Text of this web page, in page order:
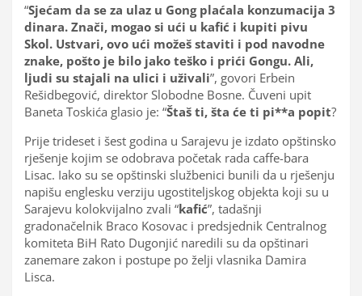
“Sjećam da se za ulaz u Gong plaćala konzumacija 3
dinara. Znači, mogao si ući u kafić i kupiti pivu
Skol. Ustvari, ovo ući možeš staviti i pod navodne
znake, pošto je bilo jako teško i prići Gongu. Ali,
ljudi su stajali na ulici i uživali”, govori Erbein
Rešidbegović, direktor Slobodne Bosne. Čuveni upit
Baneta Toskića glasio je: “Štaš ti, šta će ti pi**a popit?
Prije trideset i šest godina u Sarajevu je izdato opštinsko
rješenje kojim se odobrava početak rada caffe-bara
Lisac. Iako su se opštinski službenici bunili da u rješenju
napišu englesku verziju ugostiteljskog objekta koji su u
Sarajevu kolokvijalno zvali “kafić”, tadašnji
gradonačelnik Braco Kosovac i predsjednik Centralnog
komiteta BiH Rato Dugonjić naredili su da opštinari
zanemare zakon i postupe po želji vlasnika Damira
Lisca.